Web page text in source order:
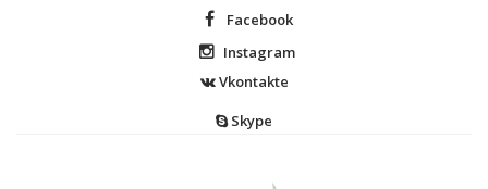
Facebook
Instagram
Vkontakte
Skype